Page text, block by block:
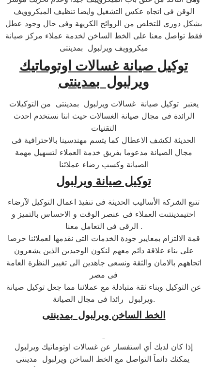
الوقن فى اتجاه عكس التشغيل وايضا تنظيف الميكروويف
بشكل دورى للتخلص من الروائح الكريهة وفى حال وجود عطل
فقط تواصل معنا على الخط الساخن لخدمة عملاء مركز صيانة
ميكروويف ويرلبول بمدينتى
توكيل صيانة غسالات اوتوماتيك
ويرلبول بمدينتى
يعتبر توكيل صيانة غسالات ويرلبول بمدينتى من التوكيلات
الرائدة فى مجال صيانة الغسالات حيث اننا نستخدم احدث
التقنيات
الحديثة لكشف الاعطال كما يتسم مهندسينا بالاحترافية فى
مجال الصيانة مدعوما بفريق خدمة العملاء لتسهيل مهمة
الصيانة وكسب رضاء عملائنا
توكيل صيانة ويرلبول
تتبع الشركة الأساليب الحديثة فى تنفيذ اعمال التوكيل لآرضاء
احتيمدينتىت العملاء فى عنصر الوقت و الاحساس بالتميز و
الرقى فى التعامل معنا .
قمة الالتزام بمعايير جودة الخدمات التى نقدمها لعملائنا حرصا
على بناء علاقة دائم معهم لنكون الوحيدين الذين يشعرون
اتجاههم بالامان والثقة ونسعى جاهدين الى تغيير النظرة العامة
فى مصر
عن التوكيل وبناء ثقة متبادلة مع عملائنا مما جعل توكيل صيانة
ويرلبول رائدا فى مجال الصيانة.
الخط الساخن ويرلبول بمدينتى
إذا كان لديك أي استفسار عن غسالات اوتوماتيك ويرلبول
يمكنك دائماَ التواصل مع الخط الساخن ويرلبول مدينتى